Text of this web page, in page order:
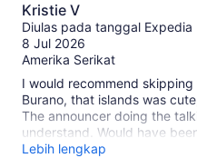
dari
10
Kristie V
Diulas pada tanggal Expedia
8 Jul 2026
Amerika Serikat
I would recommend
Burano, that islands was
The announcer doing the
understand. Would have
places interest
Lebih lengkap